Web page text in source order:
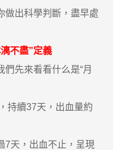
做出科學判斷，盡早處
不盡”定義
先來看看什么是“月
續37天，出血量約
天，出血不止，呈現